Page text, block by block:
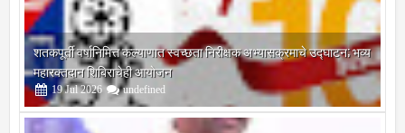
शतकपूर्ती वर्षानिमित्त कल्याणात स्वच्छता निरीक्षक अभ्यासक्रमाचे उद्घाटन; भव्य
महारक्तदान शिबिराचेही आयोजन
19 Jul 2026 undefined